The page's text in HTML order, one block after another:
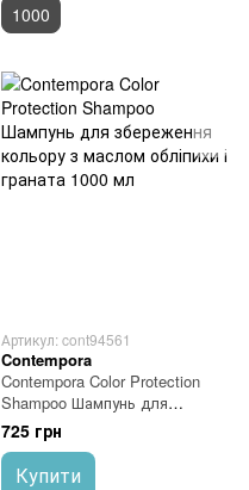
1000
Артикул: cont94561
Contempora
Contempora Color Protection
Shampoo Шампунь для
збереження кольору з
маслом обліпихи і граната
1000 мл
725 грн
Купити